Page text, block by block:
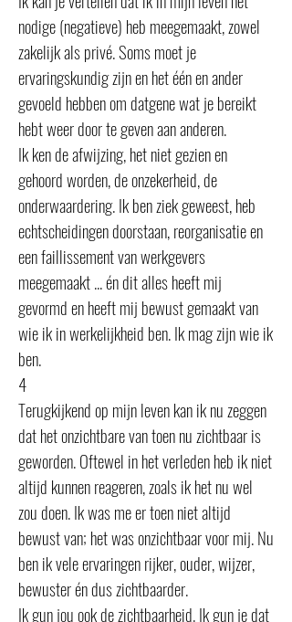
nodige (negatieve) heb meegemaakt, zowel
zakelijk als privé. Soms moet je
ervaringskundig zijn en het één en ander
gevoeld hebben om datgene wat je bereikt
hebt weer door te geven aan anderen.
Ik ken de afwijzing, het niet gezien en
gehoord worden, de onzekerheid, de
onderwaardering. Ik ben ziek geweest, heb
echtscheidingen doorstaan, reorganisatie en
een faillissement van werkgevers
meegemaakt ... én dit alles heeft mij
gevormd en heeft mij bewust gemaakt van
wie ik in werkelijkheid ben. Ik mag zijn wie ik
ben.
4
Terugkijkend op mijn leven kan ik nu zeggen
dat het onzichtbare van toen nu zichtbaar is
geworden. Oftewel in het verleden heb ik niet
altijd kunnen reageren, zoals ik het nu wel
zou doen. Ik was me er toen niet altijd
bewust van; het was onzichtbaar voor mij. Nu
ben ik vele ervaringen rijker, ouder, wijzer,
bewuster én dus zichtbaarder.
Ik gun jou ook de zichtbaarheid. Ik gun je dat